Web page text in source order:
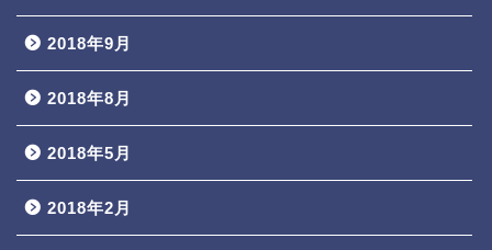
2018年9月
2018年8月
2018年5月
2018年2月